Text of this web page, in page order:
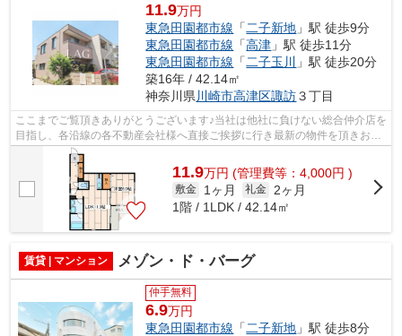
11.9万円
東急田園都市線 「 二子新地 」駅 徒歩9分
東急田園都市線 「高津 」駅 徒歩11分
東急田園都市線 「 二子玉川
」駅 徒歩20分
築16年 / 42.14㎡
神奈川県 川崎市高津区諏訪３丁目
ここまでご覧頂きありがとうございます♪当社は他社に負けない総合仲介店を
目指し、各沿線の各不動産会社様へ直接ご挨拶に行き最新の物件を頂きお客
様へ提供しております！最新の情報は...
11.9万円 (管理費等：4,000円 )
敷金 1ヶ月 礼金
2ヶ月
1階 / 1LDK / 42.14㎡
賃貸 | マンション メゾン・ド・バーグ
仲手無料
6.9万円
東急田園都市線 「 二子新地 」駅 徒歩8分